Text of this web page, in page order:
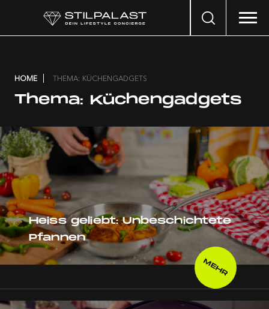
Search
HOME THEMA: KÜCHENGADGETS
Thema: Küchengadgets
Heiss geliebt: Unbeschichtete
Pfannen
MEHR